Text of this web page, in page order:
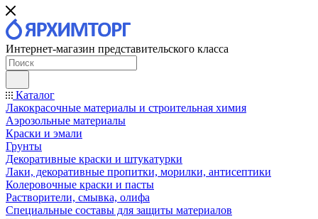
Интернет-магазин представительского класса
Каталог
Лакокрасочные материалы и строительная химия
Аэрозольные материалы
Краски и эмали
Грунты
Декоративные краски и штукатурки
Лаки, декоративные пропитки, морилки, антисептики
Колеровочные краски и пасты
Растворители, смывка, олифа
Специальные составы для защиты материалов